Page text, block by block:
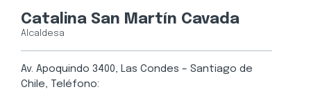
Catalina San Martín Cavada
Alcaldesa
Av. Apoquindo 3400, Las Condes – Santiago de
Chile, Teléfono: